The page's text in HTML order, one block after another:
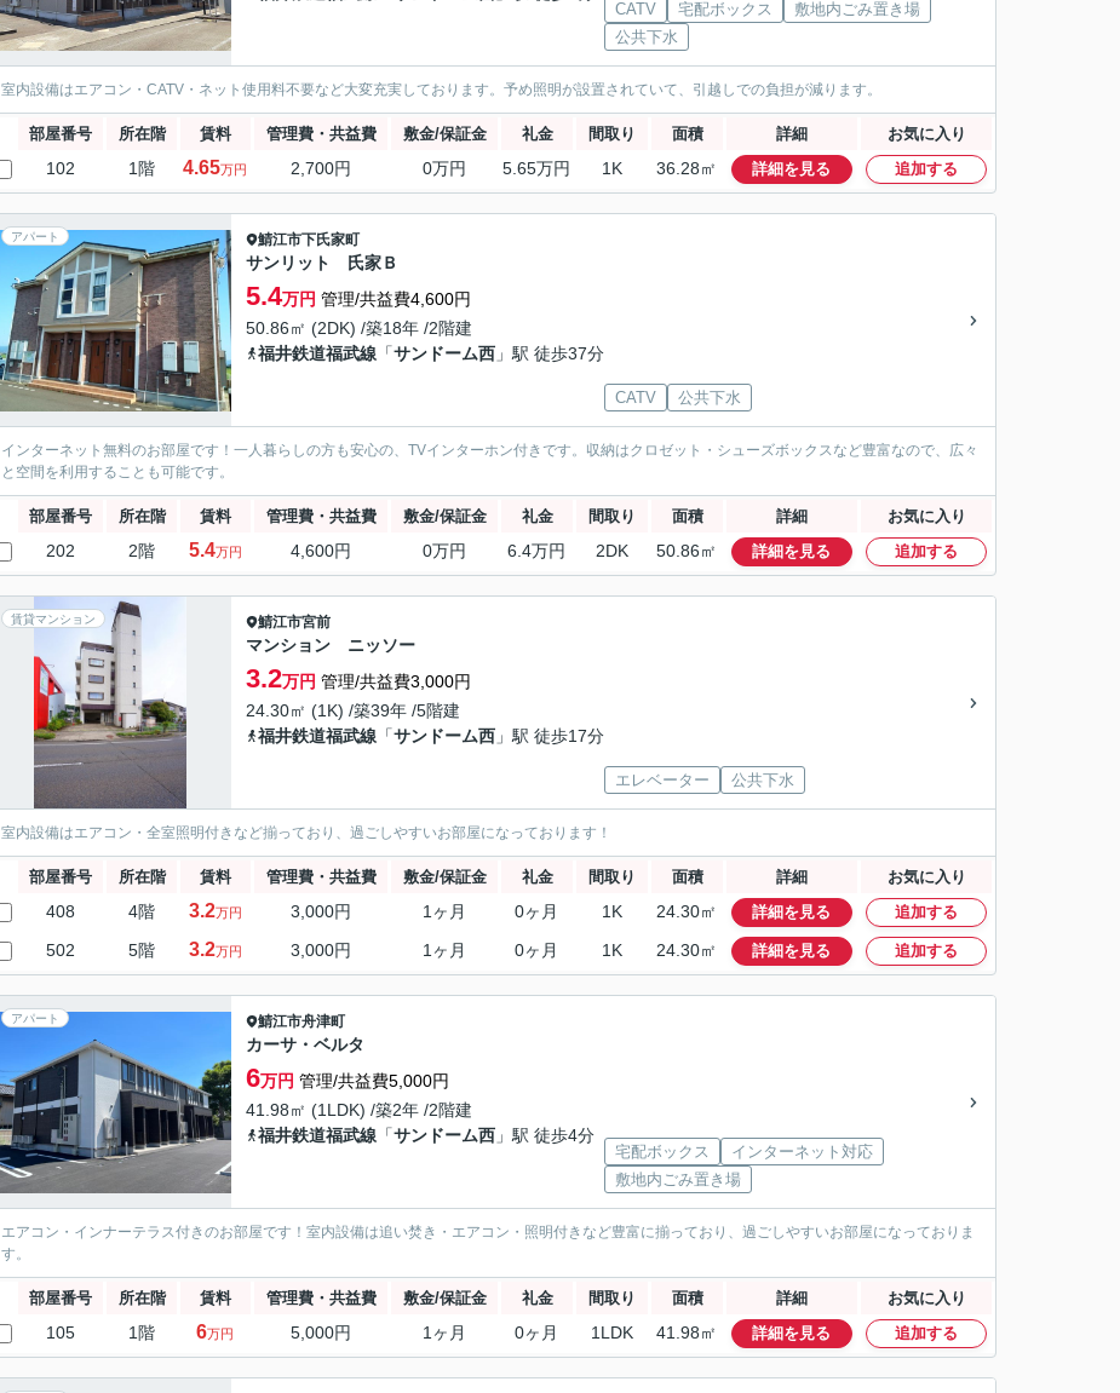
CATV 宅配ボックス
敷地内ごみ置き場
公共下水
室内設備はエアコン・CATV・ネット使用料不要など大変充実しております。予め照明が設置されていて、引越しでの負担が減ります。
部屋番号 所在階 賃料 管理費・共益費 敷金/保証金 礼金 間取り 面積 詳細 お気に入り
102 1階 4.65万円 2,700円 0万円 5.65万円 1K 36.28㎡ 詳細を見る 追加する
アパート 鯖江市下氏家町
サンリット 氏家Ｂ
5.4万円 管理/共益費4,600円
50.86㎡ (2DK) /築18年 /2階建
福井鉄道福武線 「サンドーム西 」駅 徒歩37分
CATV 公共下水
インターネット無料のお部屋です！一人暮らしの方も安心の、TVインターホン付きです。収納はクロゼット・シューズボックスなど豊富なので、広々
と空間を利用することも可能です。
部屋番号 所在階 賃料 管理費・共益費 敷金/保証金 礼金 間取り 面積 詳細 お気に入り
202 2階 5.4万円 4,600円 0万円 6.4万円 2DK 50.86㎡ 詳細を見る 追加する
賃貸マンション 鯖江市宮前
マンション ニッソー
3.2万円 管理/共益費3,000円
24.30㎡ (1K) /築39年 /5階建
福井鉄道福武線 「サンドーム西 」駅 徒歩17分
エレベーター 公共下水
室内設備はエアコン・全室照明付きなど揃っており、過ごしやすいお部屋になっております！
部屋番号 所在階 賃料 管理費・共益費 敷金/保証金 礼金 間取り 面積 詳細 お気に入り
408 4階 3.2万円 3,000円 1ヶ月 0ヶ月 1K 24.30㎡ 詳細を見る 追加する
502 5階 3.2万円 3,000円 1ヶ月 0ヶ月 1K 24.30㎡ 詳細を見る 追加する
アパート 鯖江市舟津町
カーサ・ベルタ
6万円 管理/共益費5,000円
41.98㎡ (1LDK) /築2年 /2階建
福井鉄道福武線 「サンドーム西 」駅 徒歩4分
宅配ボックス
インターネット対応
敷地内ごみ置き場
エアコン・インナーテラス付きのお部屋です！室内設備は追い焚き・エアコン・照明付きなど豊富に揃っており、過ごしやすいお部屋になっておりま
す。
部屋番号 所在階 賃料 管理費・共益費 敷金/保証金 礼金 間取り 面積 詳細 お気に入り
105 1階 6万円 5,000円 1ヶ月 0ヶ月 1LDK 41.98㎡ 詳細を見る 追加する